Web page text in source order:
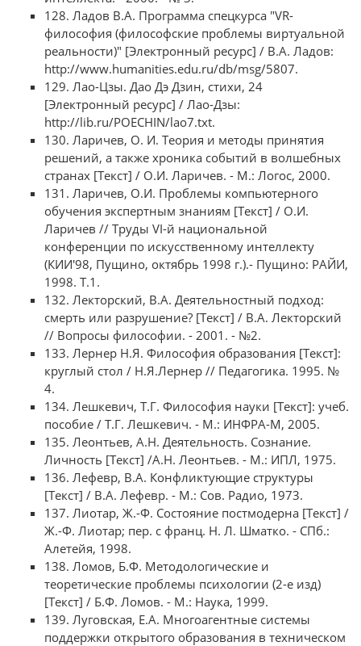
128. Ладов В.А. Программа спецкурса "VR-
философия (философские проблемы виртуальной
реальности)" [Электронный ресурс] / В.А. Ладов:
http://www.humanities.edu.ru/db/msg/5807.
129. Лао-Цзы. Дао Дэ Дзин, стихи, 24
[Электронный ресурс] / Лао-Дзы:
http://lib.ru/POECHIN/lao7.txt.
130. Ларичев, О. И. Теория и методы принятия
решений, а также хроника событий в волшебных
странах [Текст] / О.И. Ларичев. - М.: Логос, 2000.
131. Ларичев, О.И. Проблемы компьютерного
обучения экспертным знаниям [Текст] / О.И.
Ларичев // Труды VI-й национальной
конференции по искусственному интеллекту
(КИИ'98, Пущино, октябрь 1998 г.).- Пущино: РАЙИ,
1998. Т.1.
132. Лекторский, В.А. Деятельностный подход:
смерть или разрушение? [Текст] / В.А. Лекторский
// Вопросы философии. - 2001. - №2.
133. Лернер Н.Я. Философия образования [Текст]:
круглый стол / Н.Я.Лернер // Педагогика. 1995. №
4.
134. Лешкевич, Т.Г. Философия науки [Текст]: учеб.
пособие / Т.Г. Лешкевич. - М.: ИНФРА-М, 2005.
135. Леонтьев, А.Н. Деятельность. Сознание.
Личность [Текст] /А.Н. Леонтьев. - М.: ИПЛ, 1975.
136. Лефевр, В.А. Конфликтующие структуры
[Текст] / В.А. Лефевр. - М.: Сов. Радио, 1973.
137. Лиотар, Ж.-Ф. Состояние постмодерна [Текст] /
Ж.-Ф. Лиотар; пер. с франц. Н. Л. Шматко. - СПб.:
Алетейя, 1998.
138. Ломов, Б.Ф. Методологические и
теоретические проблемы психологии (2-е изд)
[Текст] / Б.Ф. Ломов. - М.: Наука, 1999.
139. Луговская, Е.А. Многоагентные системы
поддержки открытого образования в техническом